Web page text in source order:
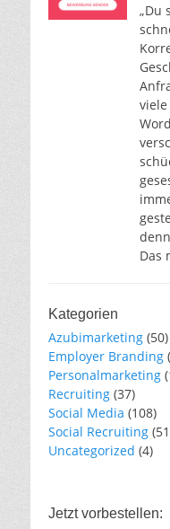
„Du
Das
Kategorien
Azubimarketing (50)
Employer Branding
Personalmarketing
Recruiting (37)
Social Media (108)
Social Recruiting
Uncategorized (4)
Jetzt vorbestellen: